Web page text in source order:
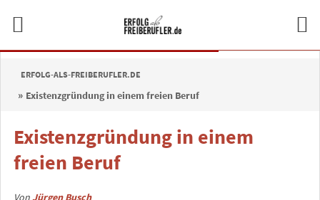
ERFOLG-ALS-FREIBERUFLER.DE
Existenzgründung in einem freien Beruf
Existenzgründung in einem
freien Beruf
VonJürgen Busch